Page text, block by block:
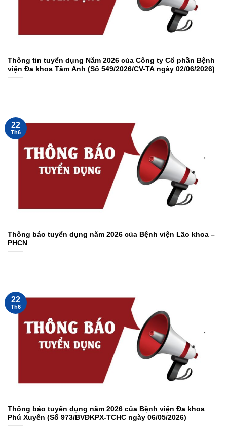
Thông tin tuyển dụng Năm 2026 của Công ty Cổ phần Bệnh
viện Đa khoa Tâm Anh (Số 549/2026/CV-TA ngày 02/06/2026)
Thông báo tuyển dụng năm 2026 của Bệnh viện Lão khoa –
PHCN
22
Th6
Thông báo tuyển dụng năm 2026 của Bệnh viện Đa khoa
Phú Xuyên (Số 973/BVĐKPX-TCHC ngày 06/05/2026)
22
Th6